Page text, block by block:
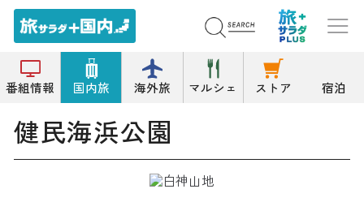
番組情報 国内旅 海外旅 マルシェ ストア 宿泊
トップ ハイキング/ウォーキング 健民海浜公園
健民海浜公園